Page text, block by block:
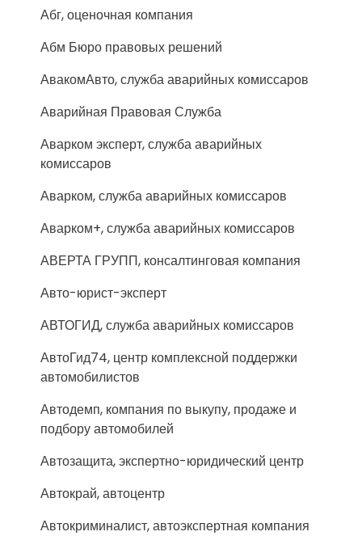
Абг, оценочная компания
Абм Бюро правовых решений
АвакомАвто, служба аварийных комиссаров
Аварийная Правовая Служба
Аварком эксперт, служба аварийных
комиссаров
Аварком, служба аварийных комиссаров
Аварком+, служба аварийных комиссаров
АВЕРТА ГРУПП, консалтинговая компания
Авто-юрист-эксперт
АВТОГИД, служба аварийных комиссаров
АвтоГид74, центр комплексной поддержки
автомобилистов
Автодемп, компания по выкупу, продаже и
подбору автомобилей
Автозащита, экспертно-юридический центр
Автокрай, автоцентр
Автокриминалист, автоэкспертная компания